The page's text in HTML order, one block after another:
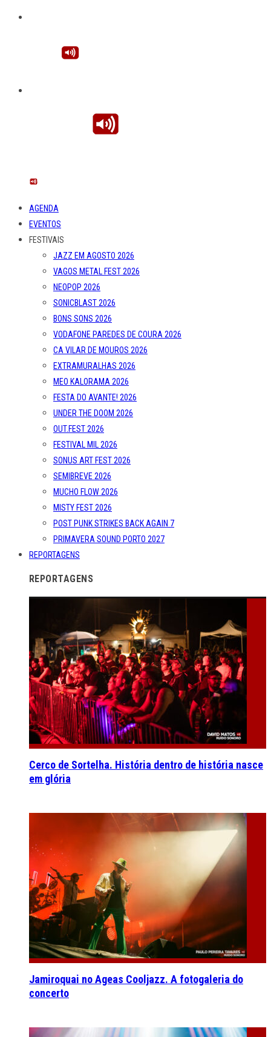
AGENDA
EVENTOS
FESTIVAIS
JAZZ EM AGOSTO 2026
VAGOS METAL FEST 2026
NEOPOP 2026
SONICBLAST 2026
BONS SONS 2026
VODAFONE PAREDES DE COURA 2026
CA VILAR DE MOUROS 2026
EXTRAMURALHAS 2026
MEO KALORAMA 2026
FESTA DO AVANTE! 2026
UNDER THE DOOM 2026
OUT.FEST 2026
FESTIVAL MIL 2026
SONUS ART FEST 2026
SEMIBREVE 2026
MUCHO FLOW 2026
MISTY FEST 2026
POST PUNK STRIKES BACK AGAIN 7
PRIMAVERA SOUND PORTO 2027
REPORTAGENS
REPORTAGENS
Cerco de Sortelha. História dentro de história nasce
em glória
Jamiroquai no Ageas Cooljazz. A fotogaleria do
concerto